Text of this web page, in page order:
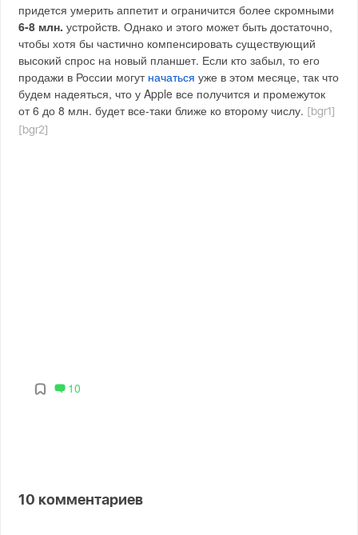
придется умерить аппетит и ограничится более скромными
6-8 млн. устройств. Однако и этого может быть достаточно,
чтобы хотя бы частично компенсировать существующий
высокий спрос на новый планшет. Если кто забыл, то его
продажи в России могут начаться уже в этом месяце, так что
будем надеяться, что у Apple все получится и промежуток
от 6 до 8 млн. будет все-таки ближе ко второму числу.
[bgr1]
[bgr2]
10
10 комментариев